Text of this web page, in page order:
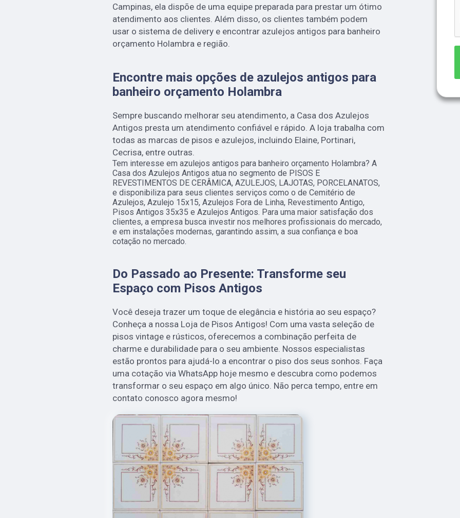
Campinas, ela dispõe de uma equipe preparada para prestar um ótimo
atendimento aos clientes. Além disso, os clientes também podem
usar o sistema de delivery e encontrar azulejos antigos para banheiro
orçamento Holambra e região.
Encontre mais opções de azulejos antigos para
banheiro orçamento Holambra
Sempre buscando melhorar seu atendimento, a Casa dos Azulejos
Antigos presta um atendimento confiável e rápido. A loja trabalha com
todas as marcas de pisos e azulejos, incluindo Elaine, Portinari,
Cecrisa, entre outras.
Tem interesse em azulejos antigos para banheiro orçamento Holambra? A
Casa dos Azulejos Antigos atua no segmento de PISOS E
REVESTIMENTOS DE CERÂMICA, AZULEJOS, LAJOTAS, PORCELANATOS,
e disponibiliza para seus clientes serviços como o de Cemitério de
Azulejos, Azulejo 15x15, Azulejos Fora de Linha, Revestimento Antigo,
Pisos Antigos 35x35 e Azulejos Antigos. Para uma maior satisfação dos
clientes, a empresa busca investir nos melhores profissionais do mercado,
e em instalações modernas, garantindo assim, a sua confiança e boa
cotação no mercado.
Do Passado ao Presente: Transforme seu
Espaço com Pisos Antigos
Você deseja trazer um toque de elegância e história ao seu espaço?
Conheça a nossa Loja de Pisos Antigos! Com uma vasta seleção de
pisos vintage e rústicos, oferecemos a combinação perfeita de
charme e durabilidade para o seu ambiente. Nossos especialistas
estão prontos para ajudá-lo a encontrar o piso dos seus sonhos. Faça
uma cotação via WhatsApp hoje mesmo e descubra como podemos
transformar o seu espaço em algo único. Não perca tempo, entre em
contato conosco agora mesmo!